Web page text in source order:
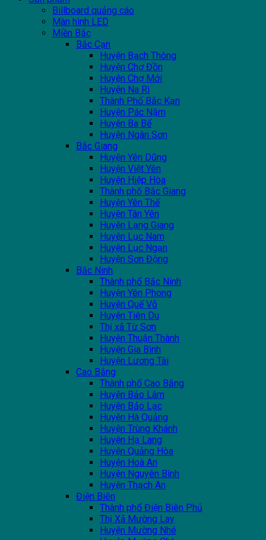
Billboard quảng cáo
Màn hình LED
Miền Bắc
Bắc Cạn
Huyện Bạch Thông
Huyện Chợ Đồn
Huyện Chợ Mới
Huyện Na Rì
Thành Phố Bắc Kạn
Huyện Pác Nặm
Huyện Ba Bể
Huyện Ngân Sơn
Bắc Giang
Huyện Yên Dũng
Huyện Việt Yên
Huyện Hiệp Hòa
Thành phố Bắc Giang
Huyện Yên Thế
Huyện Tân Yên
Huyện Lạng Giang
Huyện Lục Nam
Huyện Lục Ngạn
Huyện Sơn Động
Bắc Ninh
Thành phố Bắc Ninh
Huyện Yên Phong
Huyện Quế Võ
Huyện Tiên Du
Thị xã Từ Sơn
Huyện Thuận Thành
Huyện Gia Bình
Huyện Lương Tài
Cao Bằng
Thành phố Cao Bằng
Huyện Bảo Lâm
Huyện Bảo Lạc
Huyện Hà Quảng
Huyện Trùng Khánh
Huyện Hạ Lang
Huyện Quảng Hòa
Huyện Hoà An
Huyện Nguyên Bình
Huyện Thạch An
Điện Biên
Thành phố Điện Biên Phủ
Thị Xã Mường Lay
Huyện Mường Nhé